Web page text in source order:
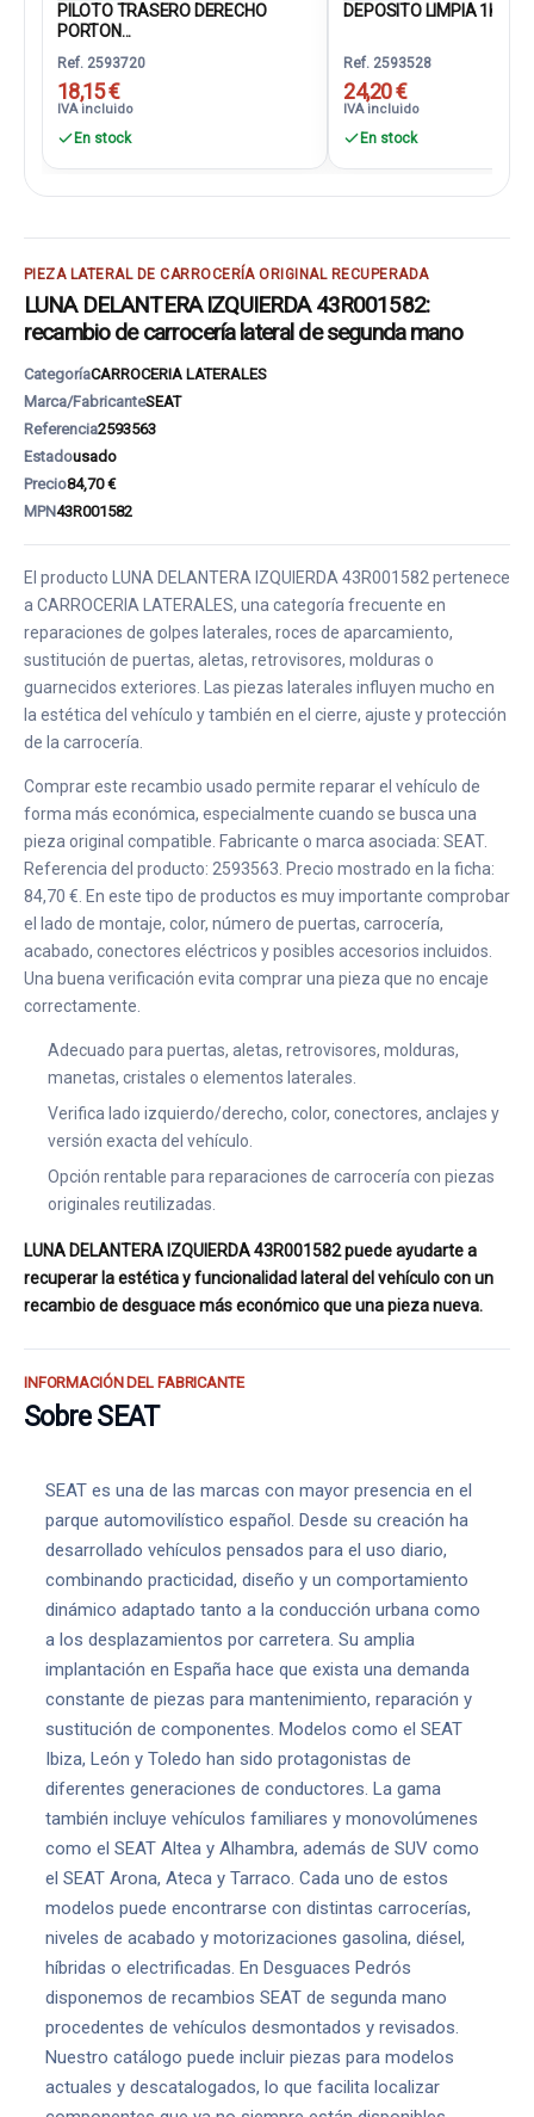
PILOTO TRASERO DERECHO
PORTON...
Ref. 2593720
18,15 €
IVA incluido
En stock
DEPOSITO LIMPIA
Ref. 2593528
24,20 €
IVA incluido
En stock
PIEZA LATERAL DE CARROCERÍA ORIGINAL RECUPERADA
LUNA DELANTERA IZQUIERDA 43R001582:
recambio de carrocería lateral de segunda mano
CategoríaCARROCERIA LATERALES
Marca/FabricanteSEAT
Referencia2593563
Estadousado
Precio84,70 €
MPN43R001582
El producto LUNA DELANTERA IZQUIERDA 43R001582 pertenece
a CARROCERIA LATERALES, una categoría frecuente en
reparaciones de golpes laterales, roces de aparcamiento,
sustitución de puertas, aletas, retrovisores, molduras o
guarnecidos exteriores. Las piezas laterales influyen mucho en
la estética del vehículo y también en el cierre, ajuste y protección
de la carrocería.
Comprar este recambio usado permite reparar el vehículo de
forma más económica, especialmente cuando se busca una
pieza original compatible. Fabricante o marca asociada: SEAT.
Referencia del producto: 2593563. Precio mostrado en la ficha:
84,70 €. En este tipo de productos es muy importante comprobar
el lado de montaje, color, número de puertas, carrocería,
acabado, conectores eléctricos y posibles accesorios incluidos.
Una buena verificación evita comprar una pieza que no encaje
correctamente.
Adecuado para puertas, aletas, retrovisores, molduras,
manetas, cristales o elementos laterales.
Verifica lado izquierdo/derecho, color, conectores, anclajes y
versión exacta del vehículo.
Opción rentable para reparaciones de carrocería con piezas
originales reutilizadas.
LUNA DELANTERA IZQUIERDA 43R001582 puede ayudarte a
recuperar la estética y funcionalidad lateral del vehículo con un
recambio de desguace más económico que una pieza nueva.
INFORMACIÓN DEL FABRICANTE
Sobre SEAT
SEAT es una de las marcas con mayor presencia en el
parque automovilístico español. Desde su creación ha
desarrollado vehículos pensados para el uso diario,
combinando practicidad, diseño y un comportamiento
dinámico adaptado tanto a la conducción urbana como
a los desplazamientos por carretera. Su amplia
implantación en España hace que exista una demanda
constante de piezas para mantenimiento, reparación y
sustitución de componentes. Modelos como el SEAT
Ibiza, León y Toledo han sido protagonistas de
diferentes generaciones de conductores. La gama
también incluye vehículos familiares y monovolúmenes
como el SEAT Altea y Alhambra, además de SUV como
el SEAT Arona, Ateca y Tarraco. Cada uno de estos
modelos puede encontrarse con distintas carrocerías,
niveles de acabado y motorizaciones gasolina, diésel,
híbridas o electrificadas. En Desguaces Pedrós
disponemos de recambios SEAT de segunda mano
procedentes de vehículos desmontados y revisados.
Nuestro catálogo puede incluir piezas para modelos
actuales y descatalogados, lo que facilita localizar